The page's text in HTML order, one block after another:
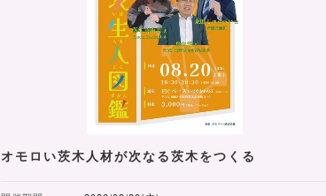
オモロい茨木人材が次なる茨木をつくる